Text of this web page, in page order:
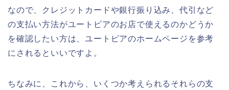
なので、クレジットカードや銀行振り込み、代引など
の支払い方法がユートピアのお店で使えるのかどうか
を確認したい方は、ユートピアのホームページを参考
にされるといいですよ。
ちなみに、これから、いくつか考えられるそれらの支